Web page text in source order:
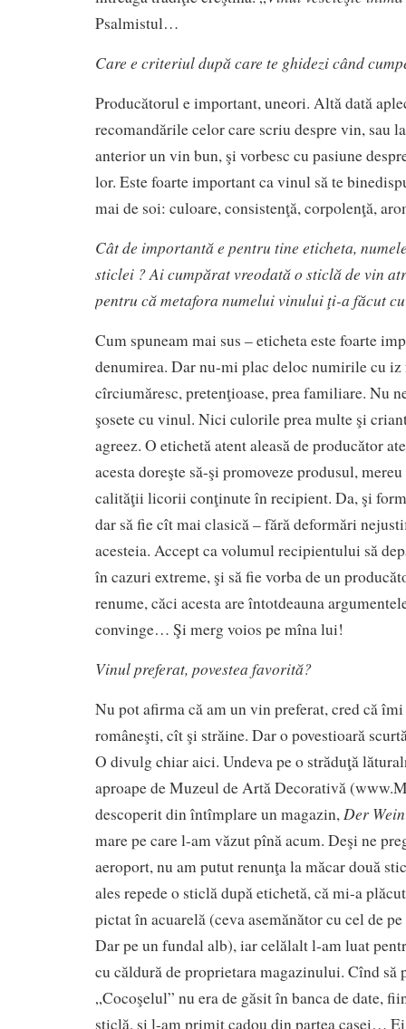
Psalmistul…
Care e criteriul după care te ghidezi când
Producătorul e important, uneori. Altă dată
recomandările celor care scriu despre vin, sau
anterior un vin bun, şi vorbesc cu pasiune
lor. Este foarte important ca vinul să te
mai de soi: culoare, consistenţă, corpolenţă,
Cât de importantă e pentru tine eticheta,
sticlei ? Ai cumpărat vreodată o sticlă de vin
pentru că metafora numelui vinului ţi-a făcut
Cum spuneam mai sus – eticheta este foarte
denumirea. Dar nu-mi plac deloc numirile cu
cîrciumăresc, pretenţioase, prea familiare. Nu
şosete cu vinul. Nici culorile prea multe şi
agreez. O etichetă atent aleasă de producător
acesta doreşte să-şi promoveze produsul,
calităţii licorii conţinute în recipient. Da, şi
dar să fie cît mai clasică – fără deformări
acesteia. Accept ca volumul recipientului să
în cazuri extreme, şi să fie vorba de un
renume, căci acesta are întotdeauna
convinge… Şi merg voios pe mîna lui!
Vinul preferat, povestea favorită?
Nu pot afirma că am un vin preferat, cred că
româneşti, cît şi străine. Dar o povestioară
O divulg chiar aici. Undeva pe o străduţă
aproape de Muzeul de Artă Decorativă
descoperit din întîmplare un magazin, Der Wein
mare pe care l-am văzut pînă acum. Deşi ne
aeroport, nu am putut renunţa la măcar două
ales repede o sticlă după etichetă, că mi-a
pictat în acuarelă (ceva asemănător cu cel de pe
Dar pe un fundal alb), iar celălalt l-am luat
cu căldură de proprietara magazinului. Cînd să
„Cocoşelul” nu era de găsit în banca de date,
sticlă, şi l-am primit cadou din partea casei…